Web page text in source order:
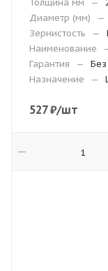
Толщина мм —
Диаметр (мм)
—
Зернистость
—
Наименование
Гарантия
—
Назначение
—
527₽/шт